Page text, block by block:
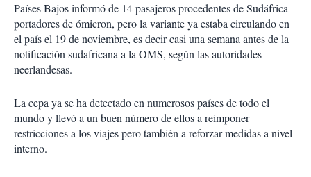
Países Bajos informó de 14 pasajeros procedentes de Sudáfrica
portadores de ómicron, pero la variante ya estaba circulando en
el país el 19 de noviembre, es decir casi una semana antes de la
notificación sudafricana a la OMS, según las autoridades
neerlandesas.
La cepa ya se ha detectado en numerosos países de todo el
mundo y llevó a un buen número de ellos a reimponer
restricciones a los viajes pero también a reforzar medidas a nivel
interno.